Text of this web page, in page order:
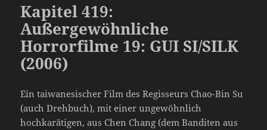
Kapitel 419:
Außergewöhnliche
Horrorfilme 19: GUI SI/SILK
(2006)
Ein taiwanesischer Film des Regisseurs Chao-Bin Su
(auch Drehbuch), mit einer ungewöhnlich
hochkarätigen, aus Chen Chang (dem Banditen aus